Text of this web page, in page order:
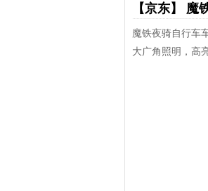
【京东】 魔
魔铁夜骑自行车
大广角照明，高